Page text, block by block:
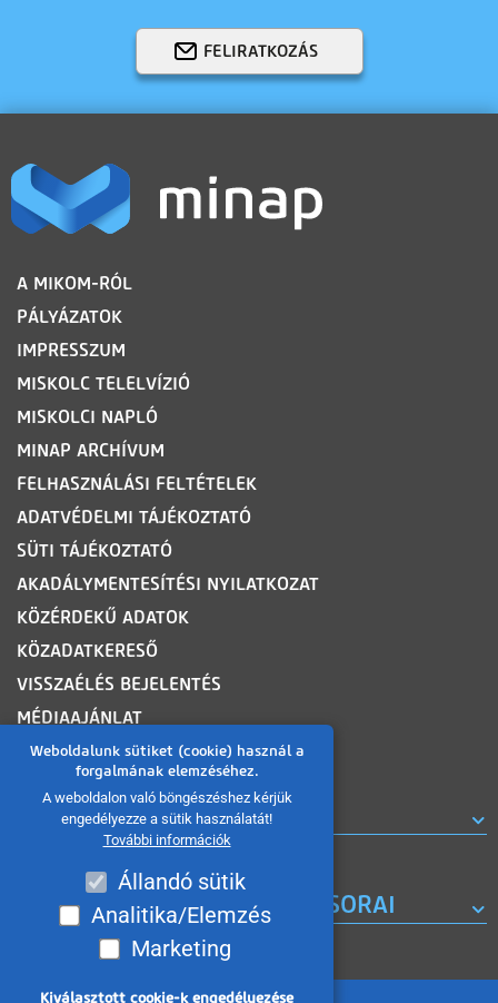
Weboldalunk sütiket (cookie) használ a
forgalmának elemzéséhez.
A weboldalon való böngészéshez kérjük
engedélyezze a sütik használatát!
További információk
Állandó sütik
Analitika/Elemzés
Marketing
Kiválasztott cookie-k engedélyezése
FELIRATKOZÁS
LÁBLÉC
A MIKOM-RÓL
PÁLYÁZATOK
IMPRESSZUM
MISKOLC TELELVÍZIÓ
MISKOLCI NAPLÓ
MINAP ARCHÍVUM
FELHASZNÁLÁSI FELTÉTELEK
ADATVÉDELMI TÁJÉKOZTATÓ
SÜTI TÁJÉKOZTATÓ
AKADÁLYMENTESÍTÉSI NYILATKOZAT
KÖZÉRDEKŰ ADATOK
KÖZADATKERESŐ
VISSZAÉLÉS BEJELENTÉS
MÉDIAAJÁNLAT
OLDALTÉRKÉP
ROVATOK
A MISKOLC TV KORÁBBI MŰSORAI